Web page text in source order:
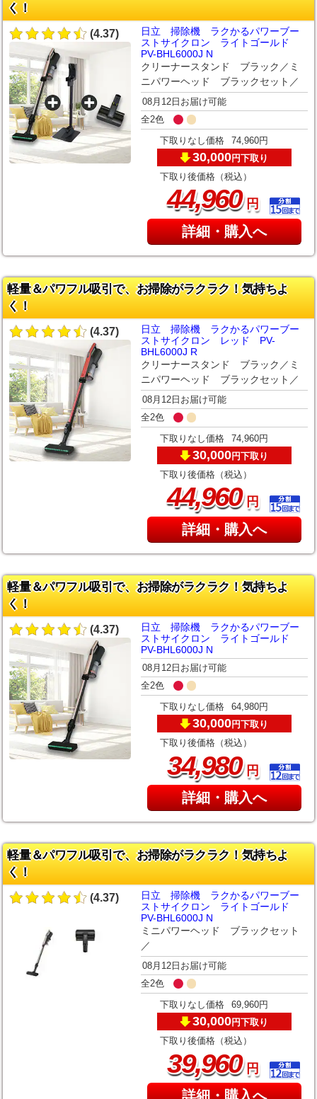
く！
(4.37)
日立 掃除機 ラクかるパワーブー
ストサイクロン ライトゴールド
PV-BHL6000J N
クリーナースタンド ブラック／ミ
ニパワーヘッド ブラックセット／
08月12日お届け可能
全2色
下取りなし価格 74,960円
30,000円下取り
下取り後価格（税込）
44,960円
詳細・購入へ
軽量＆パワフル吸引で、お掃除がラクラク！気持ちよ
く！
(4.37)
日立 掃除機 ラクかるパワーブー
ストサイクロン レッド PV-
BHL6000J R
クリーナースタンド ブラック／ミ
ニパワーヘッド ブラックセット／
08月12日お届け可能
全2色
下取りなし価格 74,960円
30,000円下取り
下取り後価格（税込）
44,960円
詳細・購入へ
軽量＆パワフル吸引で、お掃除がラクラク！気持ちよ
く！
(4.37)
日立 掃除機 ラクかるパワーブー
ストサイクロン ライトゴールド
PV-BHL6000J N
08月12日お届け可能
全2色
下取りなし価格 64,980円
30,000円下取り
下取り後価格（税込）
34,980円
詳細・購入へ
軽量＆パワフル吸引で、お掃除がラクラク！気持ちよ
く！
(4.37)
日立 掃除機 ラクかるパワーブー
ストサイクロン ライトゴールド
PV-BHL6000J N
ミニパワーヘッド ブラックセット
／
08月12日お届け可能
全2色
下取りなし価格 69,960円
30,000円下取り
下取り後価格（税込）
39,960円
詳細・購入へ